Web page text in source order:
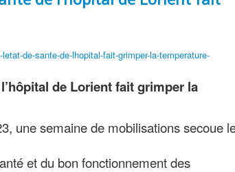
de-sante-de-lhopital-fait-grimper-la-temperature-
de Lorient fait grimper la
une semaine de mobilisations secoue
et du bon fonctionnement des